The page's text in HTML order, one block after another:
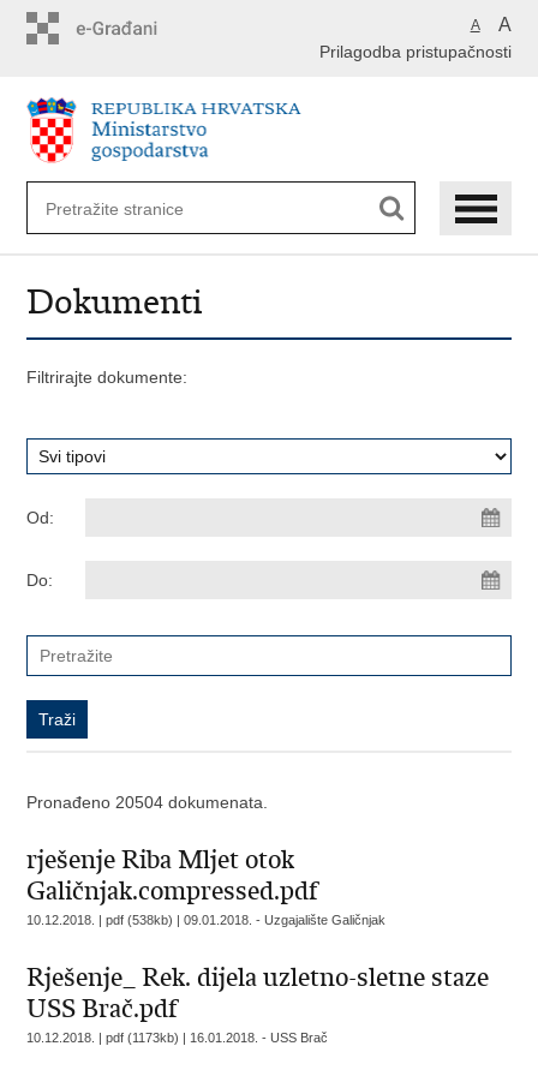
A A
Prilagodba pristupačnosti
Dokumenti
Filtrirajte dokumente:
Od:
Do:
Pronađeno 20504 dokumenata.
rješenje Riba Mljet otok
Galičnjak.compressed.pdf
10.12.2018. | pdf (538kb) |09.01.2018. - Uzgajalište Galičnjak
Rješenje_ Rek. dijela uzletno-sletne staze
USS Brač.pdf
10.12.2018. | pdf (1173kb) | 16.01.2018. - USS Brač